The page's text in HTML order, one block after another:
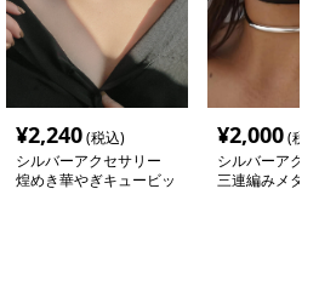
¥2,240(税込)
シルバーアクセサリー
煌めき華やぎキュービッ
¥2,000(税
シルバーアク
三連編みメタ